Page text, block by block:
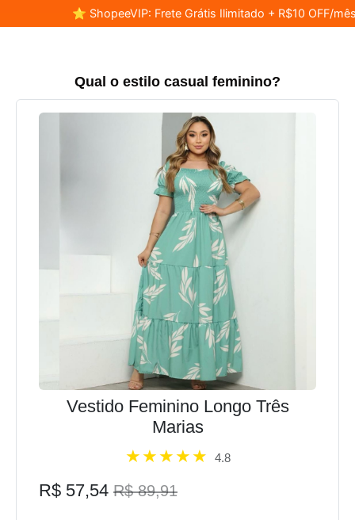
⭐ ShopeeVIP: Frete Grátis Ilimitado + R$10 OFF/
Qual o estilo casual feminino?
Vestido Feminino Longo Três
Marias
4.8
R$ 57,54 R$ 89,91